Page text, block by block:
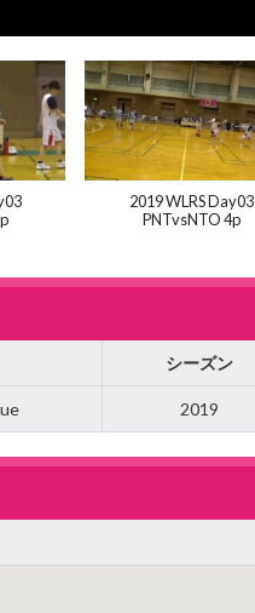
2019 WLRS Day03
PNTvsNTO 4p
シーズン
2019